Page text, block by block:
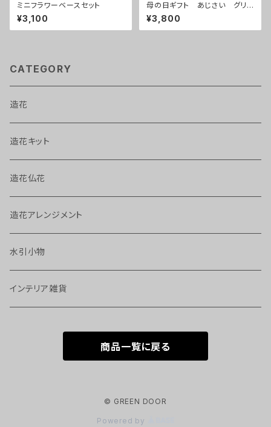
ミニフラワーベースセット
¥3,100
母の日ギフト あじさい グリ
ーンピンク
¥3,800
CATEGORY
造花
造花キット
造花仏花
造花アレンジメント
水引小物
インテリア雑貨
商品一覧に戻る
© GREEN DOOR
Powered by